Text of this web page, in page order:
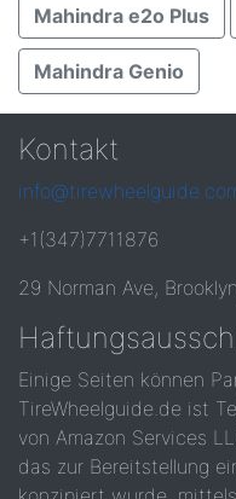
Mahindra e2o Plus
Mahindra Genio
Kontakt
+1(347)7711876
29 Norman Ave,
Einige Seiten können
TireWheelguide.de ist
von Amazon Services
das zur Bereitstellung